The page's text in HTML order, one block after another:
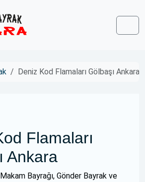
Deniz Kod Flamaları Gölbaşı Ankara
Flamaları
Ankara
Bayrağı, Gönder Bayrak ve